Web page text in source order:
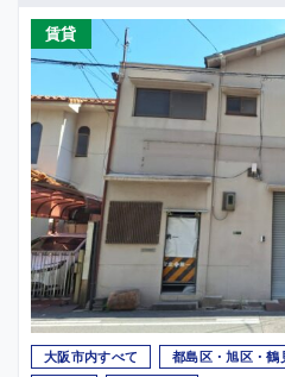
賃貸
大阪市内すべて 都島区・旭区・鶴